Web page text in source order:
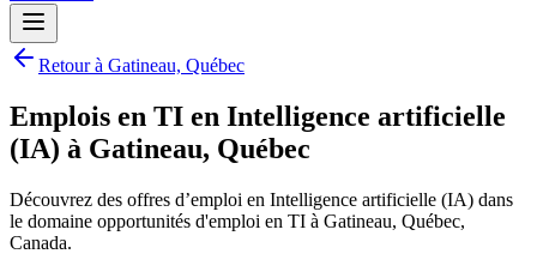
Retour à Gatineau, Québec
Emplois en TI en Intelligence artificielle
(IA) à Gatineau, Québec
Découvrez des offres d’emploi en Intelligence artificielle (IA) dans
le domaine opportunités d'emploi en TI à Gatineau, Québec,
Canada.